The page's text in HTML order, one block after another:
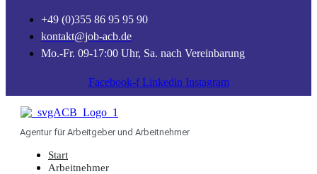
+49 (0)355 86 95 95 90
kontakt@job-acb.de
Mo.-Fr. 09-17:00 Uhr, Sa. nach Vereinbarung
Facebook-f Linkedin Instagram
Agentur für Arbeitgeber und Arbeitnehmer
Start
Arbeitnehmer